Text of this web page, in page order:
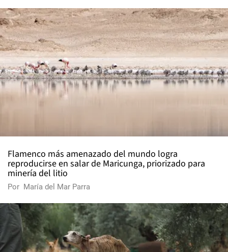
Flamenco más amenazado del mundo logra
reproducirse en salar de Maricunga, priorizado para
minería del litio
Por María del Mar Parra